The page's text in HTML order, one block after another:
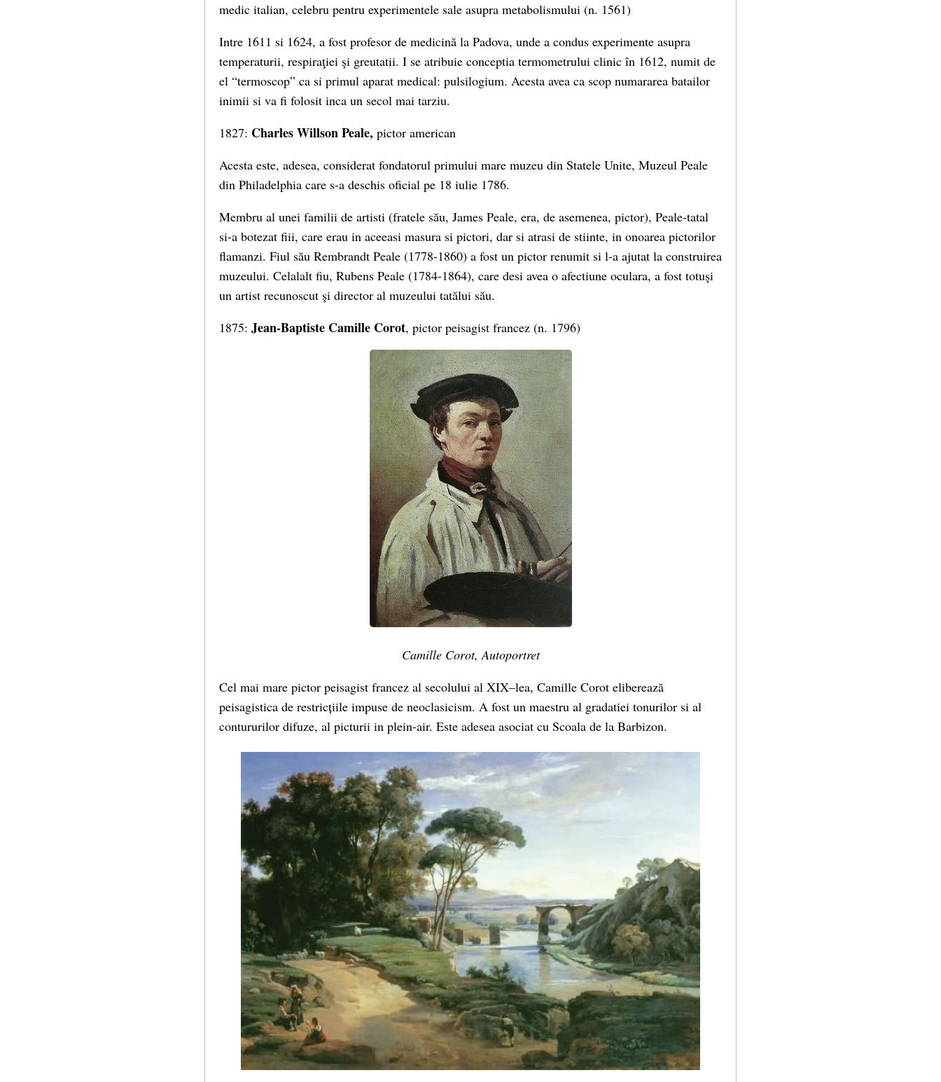
medic italian, celebru pentru experimentele sale asupra metabolismului (n. 1561)
Intre 1611 si 1624, a fost profesor de medicină la Padova, unde a condus experimente asupra
temperaturii, respiraţiei şi greutatii. I se atribuie conceptia termometrului clinic în 1612, numit de
el “termoscop” ca si primul aparat medical: pulsilogium. Acesta avea ca scop numararea batailor
inimii si va fi folosit inca un secol mai tarziu.
1827: Charles Willson Peale, pictor american
Acesta este, adesea, considerat fondatorul primului mare muzeu din Statele Unite, Muzeul Peale
din Philadelphia care s-a deschis oficial pe 18 iulie 1786.
Membru al unei familii de artisti (fratele său, James Peale, era, de asemenea, pictor), Peale-tatal
si-a botezat fiii, care erau in aceeasi masura si pictori, dar si atrasi de stiinte, in onoarea pictorilor
flamanzi. Fiul său Rembrandt Peale (1778-1860) a fost un pictor renumit si l-a ajutat la construirea
muzeului. Celalalt fiu, Rubens Peale (1784-1864), care desi avea o afectiune oculara, a fost totuşi
un artist recunoscut şi director al muzeului tatălui său.
1875: Jean-Baptiste Camille Corot, pictor peisagist francez (n. 1796)
Camille Corot, Autoportret
Cel mai mare pictor peisagist francez al secolului al XIX–lea, Camille Corot eliberează
peisagistica de restricțiile impuse de neoclasicism. A fost un maestru al gradatiei tonurilor si al
contururilor difuze, al picturii in plein-air. Este adesea asociat cu Scoala de la Barbizon.